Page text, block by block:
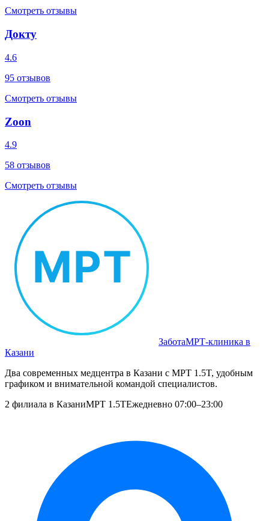
Смотреть отзывы
Докту
4.6
95 отзывов
Смотреть отзывы
Zoon
4.9
58 отзывов
Смотреть отзывы
ЗаботаМРТ‑клиника в
Казани
Два современных медцентра в Казани с МРТ 1.5T, удобным
графиком и внимательной командой специалистов.
2 филиала в КазаниМРТ 1.5TЕжедневно 07:00–23:00